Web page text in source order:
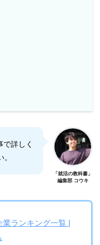
詳しく
「就活の教科書」
編集部 コウキ
ランキング一覧 |